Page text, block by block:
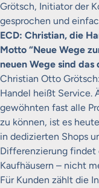
Grötsch, Initiator der
gesprochen und
ECD: Christian, die
Motto “Neue Wege
neuen Wege sind
Christian Otto
Handel heißt Service.
gewöhnten fast alle
zu können, ist es
in dedizierten Shops
Differenzierung findet
Kaufhäusern – nicht
Für Kunden zählt die